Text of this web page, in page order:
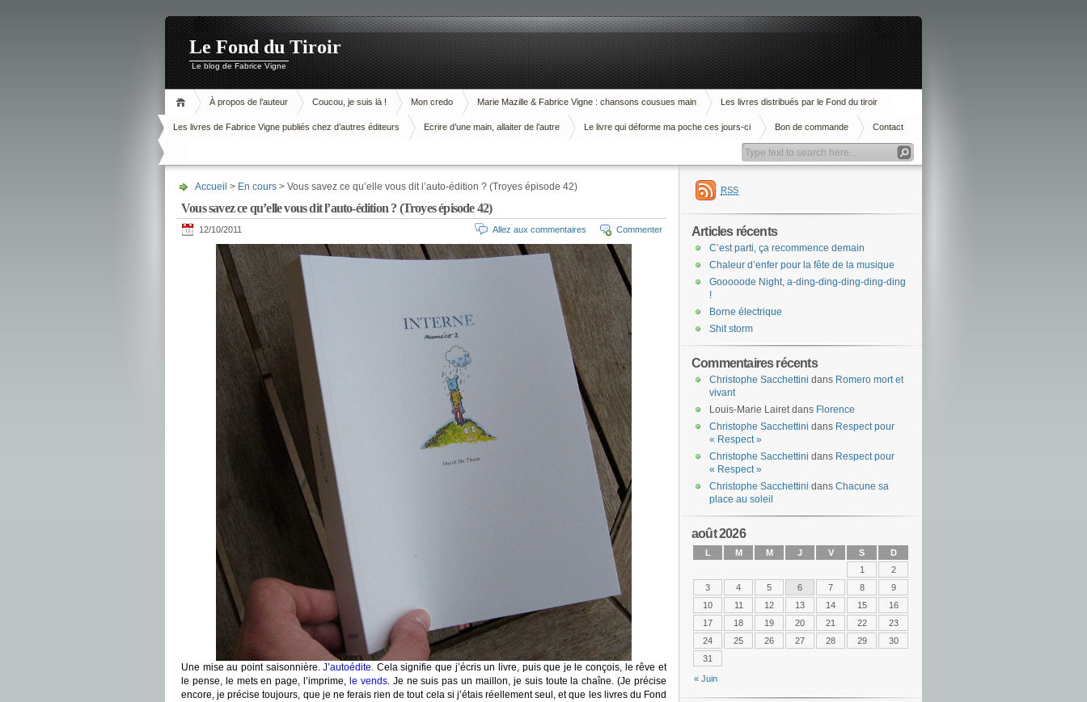
Le Fond du Tiroir
Le blog de Fabrice Vigne
À propos de l’auteur Coucou, je suis là ! Mon credo Marie Mazille & Fabrice Vigne : chansons cousues main Les livres distribués par le Fond du tiroir
Les livres de Fabrice Vigne publiés chez d’autres éditeurs Ecrire d’une main, allaiter de l’autre Le livre qui déforme ma poche ces jours-ci Bon de commande Contact
Accueil > En cours > Vous savez ce qu’elle vous dit l’auto-édition ? (Troyes épisode 42)
Vous savez ce qu’elle vous dit l’auto-édition ? (Troyes épisode 42)
12/10/2011 Commenter
Allez aux commentaires
Une mise au point saisonnière.J’autoédite. Cela signifie que j’écris un livre, puis que je le conçois, le rêve et
le pense, le mets en page, l’imprime, le vends. Je ne suis pas un maillon, je suis toute la chaîne. (Je précise
encore, je précise toujours, que je ne ferais rien de tout cela si j’étais réellement seul, et que les livres du Fond
RSS
Articles récents
C’est parti, ça recommence demain
Chaleur d’enfer pour la fête de la musique
Gooooode Night, a-ding-ding-ding-ding-ding
!
Borne électrique
Shit storm
Commentaires récents
Christophe Sacchettini dans Romero mort et
vivant
Louis-Marie Lairetdans Florence
Christophe Sacchettini dans Respect pour
« Respect »
Christophe Sacchettini dans Respect pour
« Respect »
Christophe Sacchettini dans Chacune sa
place au soleil
août 2026
L M M J V S D
« Juin
1
2
3
4 5 6 7 8
9
10
11 12 13 14 15
16
17
18 19 20 21 22
23
24
25 26 27 28 29
30
31